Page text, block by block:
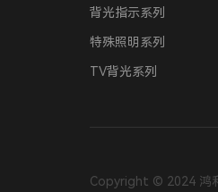
背光指示系列
特殊照明系列
TV背光系列
Copyright © 2024 鸿